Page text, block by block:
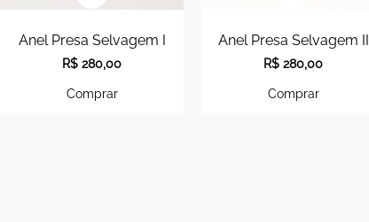
Anel Presa Selvagem I
R$ 280,00
Comprar
Anel Presa Selvagem II
R$ 280,00
Comprar